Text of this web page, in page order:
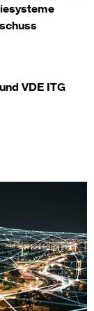
VDE ITG